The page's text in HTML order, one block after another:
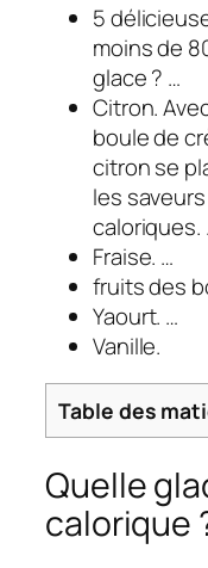
5
moins de
glace ? …
Citron.
boule de
citron se
les
caloriques.
Fraise. …
fruits des
Yaourt. …
Vanille.
Table des
Quelle
calorique